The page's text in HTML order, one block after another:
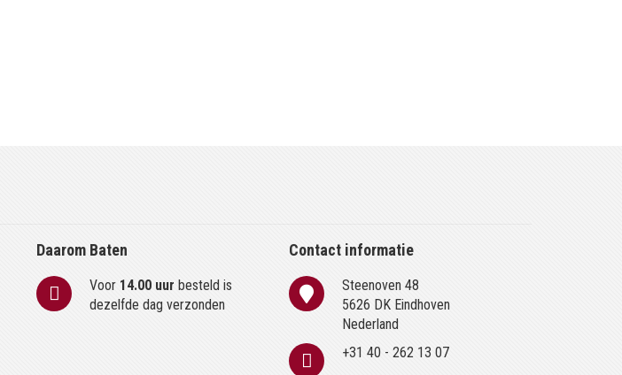
Daarom Baten
Voor 14.00 uur besteld is
dezelfde dag verzonden
Contact informatie
Steenoven 48
5626 DK Eindhoven
Nederland
+31 40 - 262 13 07